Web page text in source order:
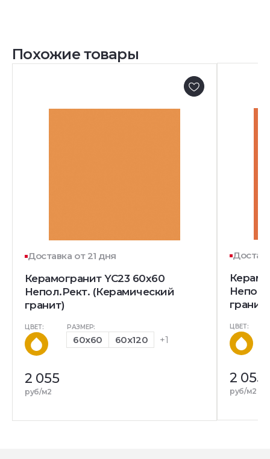
Похожие товары
Доставка от 21 дня
Керамогранит YC23 60x60
Непол.Рект. (Керамический
гранит)
ЦВЕТ: РАЗМЕР:
60x60 60x120 +1
2 055
руб/м2
гранит)
ЦВЕТ:
2 055
руб/м2